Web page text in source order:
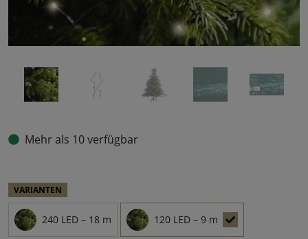
Mehr als 10 verfügbar
VARIANTEN
240 LED – 18 m 120 LED – 9 m